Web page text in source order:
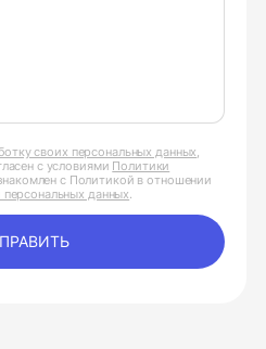
своих персональных данных,
с условиями Политики
с Политикой в отношении
данных.